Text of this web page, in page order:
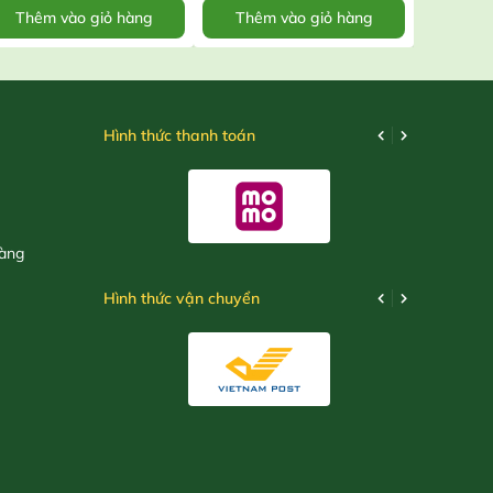
Thêm vào giỏ hàng Thêm vào giỏ hàng
Hình thức thanh toán
Hình thức vận chuyển